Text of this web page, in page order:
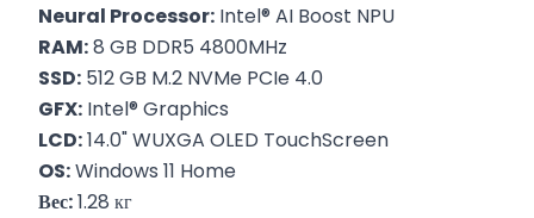
Neural Processor: Intel® AI Boost NPU
RAM: 8 GB DDR5 4800MHz
SSD: 512 GB M.2 NVMe PCIe 4.0
GFX: Intel® Graphics
LCD: 14.0" WUXGA OLED TouchScreen
OS: Windows 11 Home
Вес: 1.28 кг